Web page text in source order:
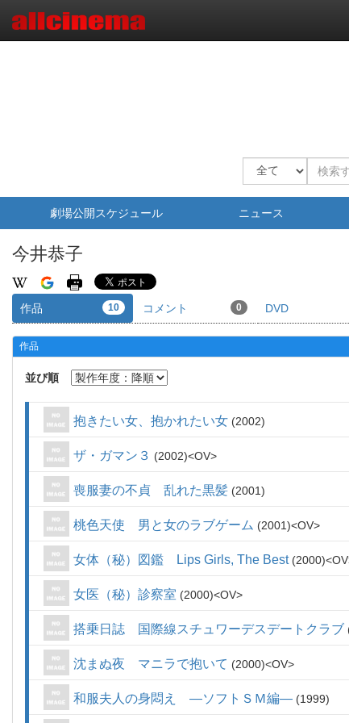
劇場公開スケジュール ニュース
今井恭子
作品 10 コメント 0 DVD
作品
並び順
抱きたい女、抱かれたい女 2002
ザ・ガマン３ 2002 OV
喪服妻の不貞 乱れた黒髪 2001
桃色天使 男と女のラブゲーム 2001 OV
女体（秘）図鑑 Lips Girls, The Best 2000 OV
女医（秘）診察室 2000 OV
搭乗日誌 国際線スチュワーデスデートクラブ
沈まぬ夜 マニラで抱いて 2000 OV
和服夫人の身悶え ―ソフトＳＭ編― 1999